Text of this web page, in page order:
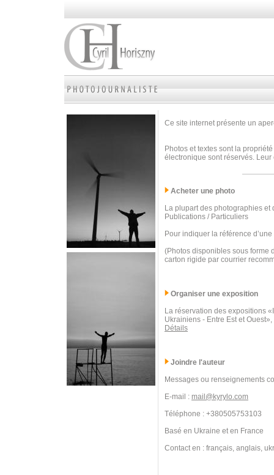
Ce site internet présente un
Photos et textes sont la
électronique sont réservés.
Acheter une photo
La plupart des photographies
Publications / Particuliers
Pour indiquer la référence
(Photos disponibles sous forme
carton rigide par courrier
Organiser une exposition
La réservation des expositions
Ukrainiens - Entre Est et
Détails
Joindre l'auteur
Messages ou renseignements
E-mail : mail@kyrylo.com
Téléphone : +380505753103
Basé en Ukraine et en France
Contact en : français, anglais,